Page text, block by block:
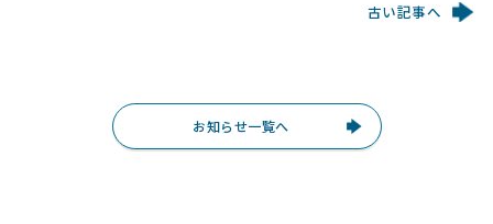
古い記事へ
お知らせ一覧へ